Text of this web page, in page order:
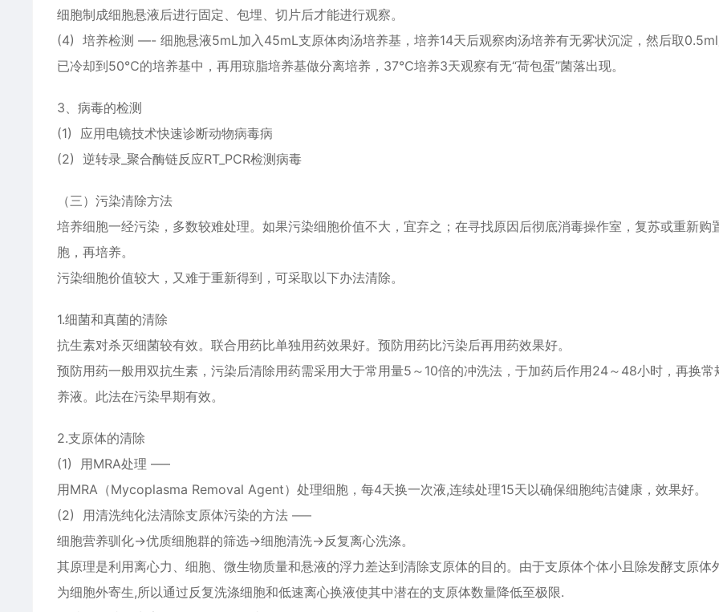
细胞制成细胞悬液后进行固定、包埋、切片后才能进行观察。
(4) 培养检测 —- 细胞悬液5mL加入45mL支原体肉汤培养基，培养14天后观察肉汤培养有无雾状沉淀，然后取0.5ml
已冷却到50℃的培养基中，再用琼脂培养基做分离培养，37℃培养3天观察有无“荷包蛋”菌落出现。
3、病毒的检测
(1) 应用电镜技术快速诊断动物病毒病
(2) 逆转录_聚合酶链反应RT_PCR检测病毒
（三）污染清除方法
培养细胞一经污染，多数较难处理。如果污染细胞价值不大，宜弃之；在寻找原因后彻底消毒操作室，复苏或重新购
胞，再培养。
污染细胞价值较大，又难于重新得到，可采取以下办法清除。
1.细菌和真菌的清除
抗生素对杀灭细菌较有效。联合用药比单独用药效果好。预防用药比污染后再用药效果好。
预防用药一般用双抗生素，污染后清除用药需采用大于常用量5～10倍的冲洗法，于加药后作用24～48小时，再换常
养液。此法在污染早期有效。
2.支原体的清除
(1) 用MRA处理 —–
用MRA（Mycoplasma Removal Agent）处理细胞，每4天换一次液,连续处理15天以确保细胞纯洁健康，效果好。
(2) 用清洗纯化法清除支原体污染的方法 —–
细胞营养驯化→优质细胞群的筛选→细胞清洗→反复离心洗涤。
其原理是利用离心力、细胞、微生物质量和悬液的浮力差达到清除支原体的目的。由于支原体个体小且除发酵支原体
为细胞外寄生,所以通过反复洗涤细胞和低速离心换液使其中潜在的支原体数量降低至极限.